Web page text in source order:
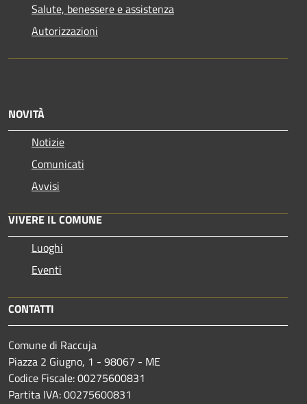
Salute, benessere e assistenza
Autorizzazioni
NOVITÀ
Notizie
Comunicati
Avvisi
VIVERE IL COMUNE
Luoghi
Eventi
CONTATTI
Comune di Raccuja
Piazza 2 Giugno, 1 - 98067 - ME
Codice Fiscale: 00275600831
Partita IVA: 00275600831